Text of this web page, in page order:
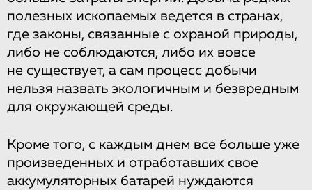
полезных ископаемых ведется в странах,
где законы, связанные с охраной природы,
либо не соблюдаются, либо их вовсе
не существует, а сам процесс добычи
нельзя назвать экологичным и безвредным
для окружающей среды.
Кроме того, с каждым днем все больше уже
произведенных и отработавших свое
аккумуляторных батарей нуждаются